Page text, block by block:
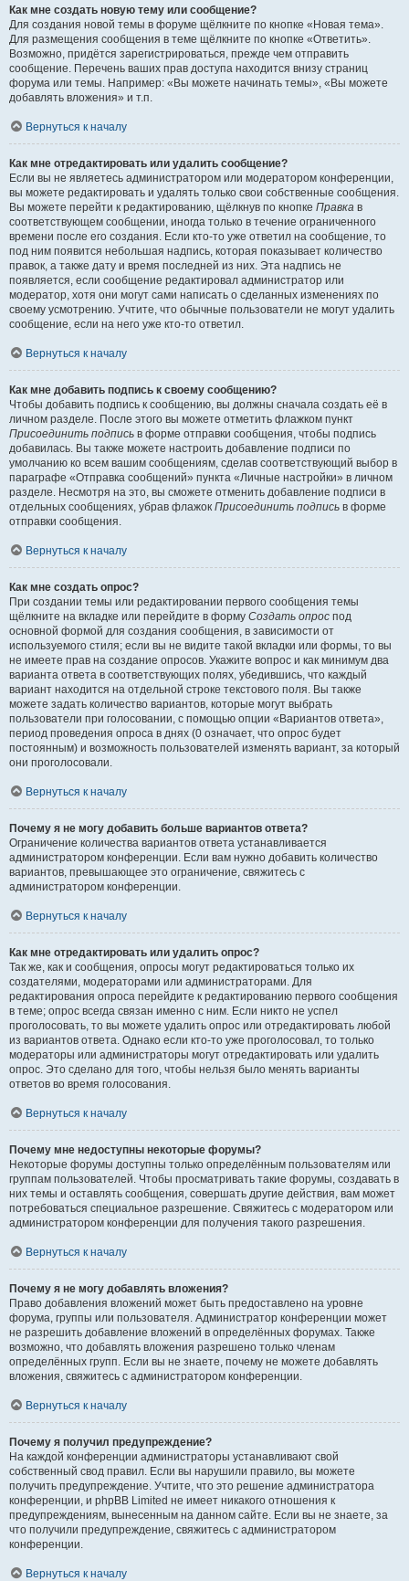
Как мне создать новую тему или сообщение?
Для создания новой темы в форуме щёлкните по кнопке «Новая тема».
Для размещения сообщения в теме щёлкните по кнопке «Ответить».
Возможно, придётся зарегистрироваться, прежде чем отправить
сообщение. Перечень ваших прав доступа находится внизу страниц
форума или темы. Например: «Вы можете начинать темы», «Вы можете
добавлять вложения» и т.п.
Вернуться к началу
Как мне отредактировать или удалить сообщение?
Если вы не являетесь администратором или модератором конференции,
вы можете редактировать и удалять только свои собственные сообщения.
Вы можете перейти к редактированию, щёлкнув по кнопке Правка в
соответствующем сообщении, иногда только в течение ограниченного
времени после его создания. Если кто-то уже ответил на сообщение, то
под ним появится небольшая надпись, которая показывает количество
правок, а также дату и время последней из них. Эта надпись не
появляется, если сообщение редактировал администратор или
модератор, хотя они могут сами написать о сделанных изменениях по
своему усмотрению. Учтите, что обычные пользователи не могут удалить
сообщение, если на него уже кто-то ответил.
Вернуться к началу
Как мне добавить подпись к своему сообщению?
Чтобы добавить подпись к сообщению, вы должны сначала создать её в
личном разделе. После этого вы можете отметить флажком пункт
Присоединить подпись в форме отправки сообщения, чтобы подпись
добавилась. Вы также можете настроить добавление подписи по
умолчанию ко всем вашим сообщениям, сделав соответствующий выбор в
параграфе «Отправка сообщений» пункта «Личные настройки» в личном
разделе. Несмотря на это, вы сможете отменить добавление подписи в
отдельных сообщениях, убрав флажок Присоединить подпись в форме
отправки сообщения.
Вернуться к началу
Как мне создать опрос?
При создании темы или редактировании первого сообщения темы
щёлкните на вкладке или перейдите в форму Создать опрос под
основной формой для создания сообщения, в зависимости от
используемого стиля; если вы не видите такой вкладки или формы, то вы
не имеете прав на создание опросов. Укажите вопрос и как минимум два
варианта ответа в соответствующих полях, убедившись, что каждый
вариант находится на отдельной строке текстового поля. Вы также
можете задать количество вариантов, которые могут выбрать
пользователи при голосовании, с помощью опции «Вариантов ответа»,
период проведения опроса в днях (0 означает, что опрос будет
постоянным) и возможность пользователей изменять вариант, за который
они проголосовали.
Вернуться к началу
Почему я не могу добавить больше вариантов ответа?
Ограничение количества вариантов ответа устанавливается
администратором конференции. Если вам нужно добавить количество
вариантов, превышающее это ограничение, свяжитесь с
администратором конференции.
Вернуться к началу
Как мне отредактировать или удалить опрос?
Так же, как и сообщения, опросы могут редактироваться только их
создателями, модераторами или администраторами. Для
редактирования опроса перейдите к редактированию первого сообщения
в теме; опрос всегда связан именно с ним. Если никто не успел
проголосовать, то вы можете удалить опрос или отредактировать любой
из вариантов ответа. Однако если кто-то уже проголосовал, то только
модераторы или администраторы могут отредактировать или удалить
опрос. Это сделано для того, чтобы нельзя было менять варианты
ответов во время голосования.
Вернуться к началу
Почему мне недоступны некоторые форумы?
Некоторые форумы доступны только определённым пользователям или
группам пользователей. Чтобы просматривать такие форумы, создавать в
них темы и оставлять сообщения, совершать другие действия, вам может
потребоваться специальное разрешение. Свяжитесь с модератором или
администратором конференции для получения такого разрешения.
Вернуться к началу
Почему я не могу добавлять вложения?
Право добавления вложений может быть предоставлено на уровне
форума, группы или пользователя. Администратор конференции может
не разрешить добавление вложений в определённых форумах. Также
возможно, что добавлять вложения разрешено только членам
определённых групп. Если вы не знаете, почему не можете добавлять
вложения, свяжитесь с администратором конференции.
Вернуться к началу
Почему я получил предупреждение?
На каждой конференции администраторы устанавливают свой
собственный свод правил. Если вы нарушили правило, вы можете
получить предупреждение. Учтите, что это решение администратора
конференции, и phpBB Limited не имеет никакого отношения к
предупреждениям, вынесенным на данном сайте. Если вы не знаете, за
что получили предупреждение, свяжитесь с администратором
конференции.
Вернуться к началу